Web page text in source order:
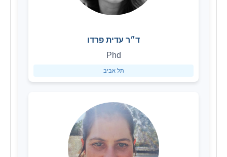
ד״ר עדית פרדו
Phd
תל אביב